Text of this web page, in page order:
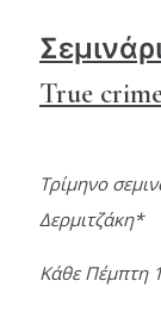
True
Τρίμηνο
Δερμιτζάκη*
Κάθε Πέμπτη